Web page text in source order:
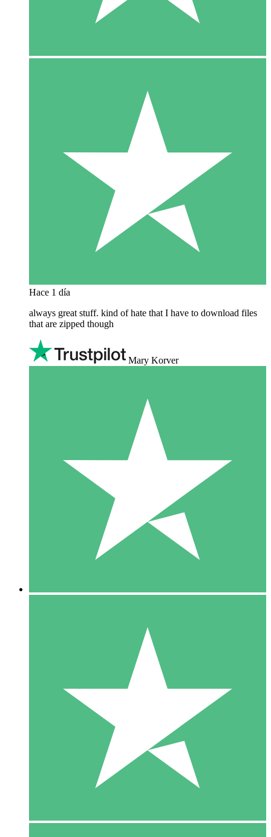
Hace 1 día
always great stuff. kind of hate that I have to download files
that are zipped though
Mary Korver